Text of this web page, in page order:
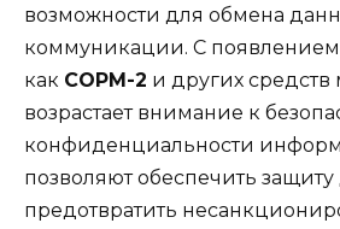
возможности для обмена
коммуникации. С появлением
как СОРМ-2 и других средств
возрастает внимание к
конфиденциальности
позволяют обеспечить
предотвратить